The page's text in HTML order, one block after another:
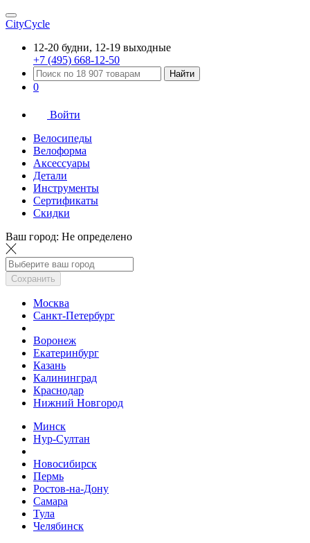
CityCycle
12-20 будни, 12-19 выходные
+7 (495) 668-12-50
Найти
0
Войти
Велосипеды
Велоформа
Аксессуары
Детали
Инструменты
Сертификаты
Скидки
Ваш город: Не определено
Сохранить
Москва
Санкт-Петербург
Воронеж
Екатеринбург
Казань
Калининград
Краснодар
Нижний Новгород
Минск
Нур-Султан
Новосибирск
Пермь
Ростов-на-Дону
Самара
Тула
Челябинск